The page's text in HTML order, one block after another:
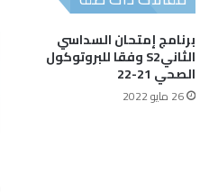
برنامج إمتحان السداسي
الثانيS2 وفقا للبروتوكول
الصحي 21-22
26 مايو 2022